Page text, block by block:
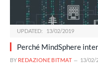
UPDATED: 13/02/2019
Perché MindSphere
BY REDAZIONE BITMAT 13/02/